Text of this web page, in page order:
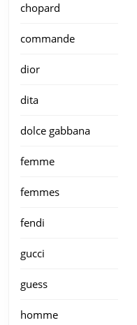
chopard
commande
dior
dita
dolce gabbana
femme
femmes
fendi
gucci
guess
homme